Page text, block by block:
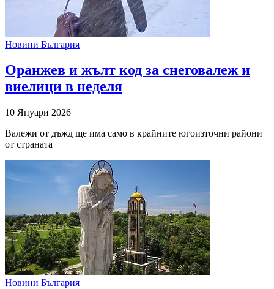
Новини България
Оранжев и жълт код за снеговалеж и
виелици в неделя
10 Януари 2026
Валежи от дъжд ще има само в крайните югоизточни райони
от страната
Новини България